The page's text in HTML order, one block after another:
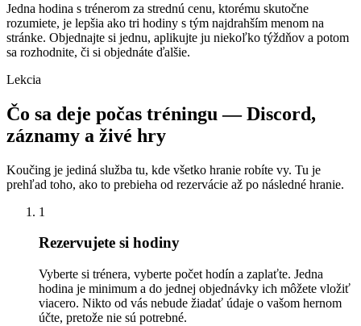
Jedna hodina s trénerom za strednú cenu, ktorému skutočne
rozumiete, je lepšia ako tri hodiny s tým najdrahším menom na
stránke. Objednajte si jednu, aplikujte ju niekoľko týždňov a potom
sa rozhodnite, či si objednáte ďalšie.
Lekcia
Čo sa deje počas tréningu — Discord,
záznamy a živé hry
Koučing je jediná služba tu, kde všetko hranie robíte vy. Tu je
prehľad toho, ako to prebieha od rezervácie až po následné hranie.
1
Rezervujete si hodiny
Vyberte si trénera, vyberte počet hodín a zaplaťte. Jedna
hodina je minimum a do jednej objednávky ich môžete vložiť
viacero. Nikto od vás nebude žiadať údaje o vašom hernom
účte, pretože nie sú potrebné.